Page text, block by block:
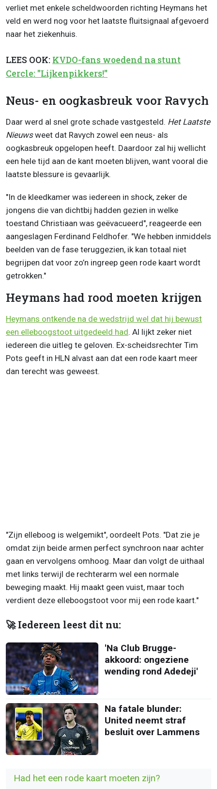
verliet met enkele scheldwoorden richting Heymans het
veld en werd nog voor het laatste fluitsignaal afgevoerd
naar het ziekenhuis.
LEES OOK: KVDO-fans woedend na stunt
Cercle: "Lijkenpikkers!"
Neus- en oogkasbreuk voor Ravych
Daar werd al snel grote schade vastgesteld. Het Laatste
Nieuwsweet dat Ravych zowel een neus- als
oogkasbreuk opgelopen heeft. Daardoor zal hij wellicht
een hele tijd aan de kant moeten blijven, want vooral die
laatste blessure is gevaarlijk.
"In de kleedkamer was iedereen in shock, zeker de
jongens die van dichtbij hadden gezien in welke
toestand Christiaan was geëvacueerd", reageerde een
aangeslagen Ferdinand Feldhofer. "We hebben inmiddels
beelden van de fase teruggezien, ik kan totaal niet
begrijpen dat voor zo’n ingreep geen rode kaart wordt
getrokken."
Heymans had rood moeten krijgen
Heymans ontkende na de wedstrijd wel dat hij bewust
een elleboogstoot uitgedeeld had. Al lijkt zeker niet
iedereen die uitleg te geloven. Ex-scheidsrechter Tim
Pots geeft in HLN alvast aan dat een rode kaart meer
dan terecht was geweest.
"Zijn elleboog is welgemikt", oordeelt Pots. "Dat zie je
omdat zijn beide armen perfect synchroon naar achter
gaan en vervolgens omhoog. Maar dan volgt de uithaal
met links terwijl de rechterarm wel een normale
beweging maakt. Hij maakt geen vuist, maar toch
verdient deze elleboogstoot voor mij een rode kaart."
🚀 Iedereen leest dit nu:
'Na Club Brugge-
akkoord: ongeziene
wending rond Adedeji'
Na fatale blunder:
United neemt straf
besluit over Lammens
Had het een rode kaart moeten zijn?